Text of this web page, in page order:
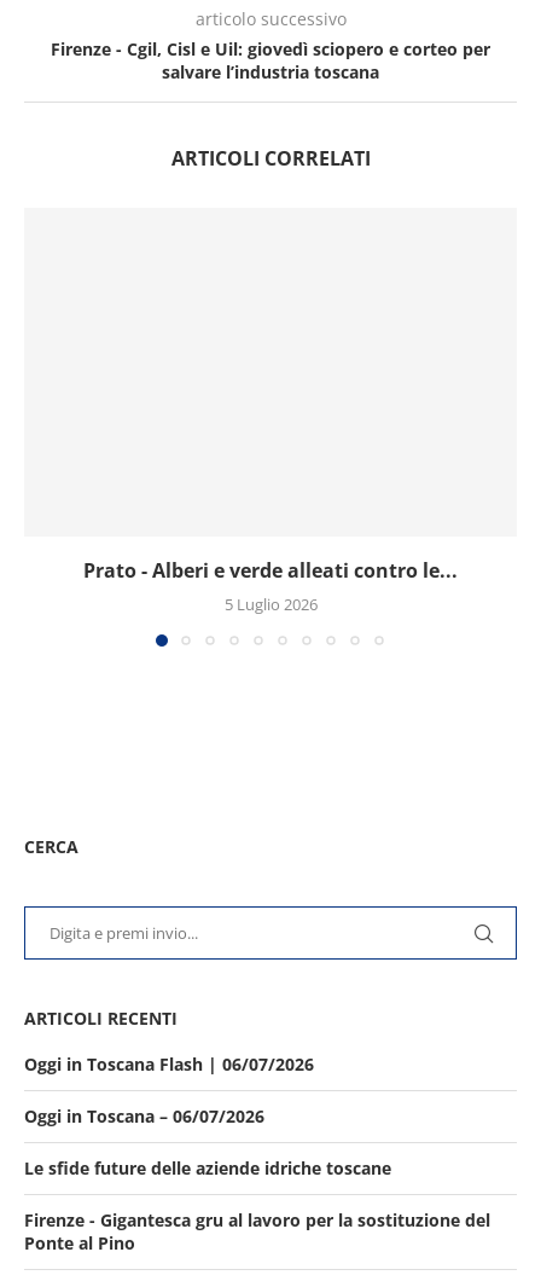
articolo successivo
Firenze - Cgil, Cisl e Uil: giovedì sciopero e corteo per
salvare l’industria toscana
ARTICOLI CORRELATI
Prato - Alberi e verde alleati contro le...
5 Luglio 2026
CERCA
ARTICOLI RECENTI
Oggi in Toscana Flash | 06/07/2026
Oggi in Toscana – 06/07/2026
Le sfide future delle aziende idriche toscane
Firenze - Gigantesca gru al lavoro per la sostituzione del
Ponte al Pino